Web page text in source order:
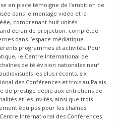
en place témoigne de l’ambition de
dans le montage vidéo et la
comprenant huit unités
écran de projection, complétée
dans l’espace médiatique
programmes et activités. Pour
le Centre International de
de télévision nationales neuf
les plus récents, six
des Conférences et trois au Palais
de prestige dédié aux entretiens de
et les invités, ainsi que trois
équipés pour les chaînes
International des Conférences